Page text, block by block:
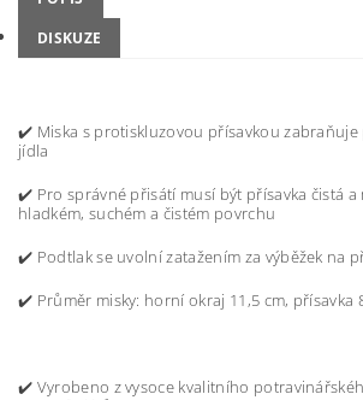
DISKUZE
✔️ Miska s protiskluzovou přísavkou
jídla
✔️ Pro správné přisátí musí být přísavka čistá a
hladkém, suchém a čistém povrchu
✔️ Podtlak se uvolní zatažením za výběžek na
✔️ Průměr misky: horní okraj 11,5 cm, přísavka
✔️ Vyrobeno z vysoce kvalitního